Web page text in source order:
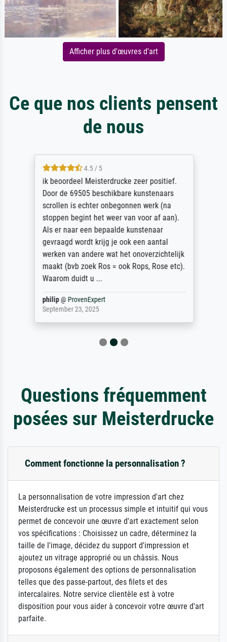
Afficher plus d'œuvres d'art
Ce que nos clients pensent
de nous
4.5 / 5
ik beoordeel Meisterdrucke zeer positief.
Door de 69505 beschikbare kunstenaars
scrollen is echter onbegonnen werk (na
stoppen begint het weer van voor af aan).
Als er naar een bepaalde kunstenaar
gevraagd wordt krijg je ook een aantal
werken van andere wat het onoverzichtelijk
maakt (bvb zoek Ros = ook Rops, Rose etc).
Waarom duidt u ...
philip@ ProvenExpert
September 23, 2025
Questions fréquemment
posées sur Meisterdrucke
Comment fonctionne la personnalisation ?
La personnalisation de votre impression d'art chez
Meisterdrucke est un processus simple et intuitif qui vous
permet de concevoir une œuvre d'art exactement selon
vos spécifications : Choisissez un cadre, déterminez la
taille de l'image, décidez du support d'impression et
ajoutez un vitrage approprié ou un châssis. Nous
proposons également des options de personnalisation
telles que des passe-partout, des filets et des
intercalaires. Notre service clientèle est à votre
disposition pour vous aider à concevoir votre œuvre d'art
parfaite.